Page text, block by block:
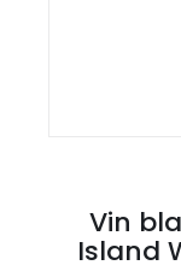
Vin
Island